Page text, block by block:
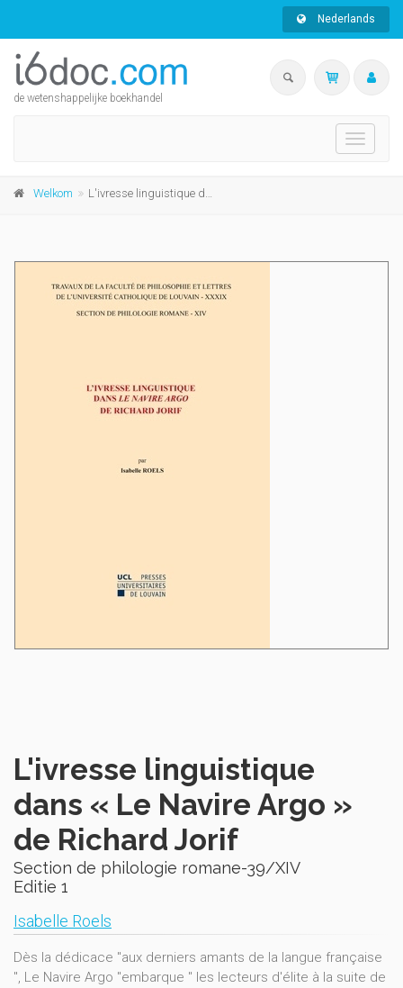
Nederlands
de wetenshappelijke boekhandel
Toggle
Welkom L'ivresse linguistique dans « Le Navire Argo » de Richard Jorif
L'ivresse linguistique
dans « Le Navire Argo »
de Richard Jorif
Section de philologie romane-39/XIV
Editie 1
Isabelle Roels
Dès la dédicace "aux derniers amants de la langue française
", Le Navire Argo "embarque " les lecteurs d'élite à la suite de